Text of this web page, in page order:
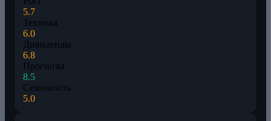
5.7
Техника
6.0
Дивиденды
6.8
Прогнозы
8.5
Сезонность
5.0